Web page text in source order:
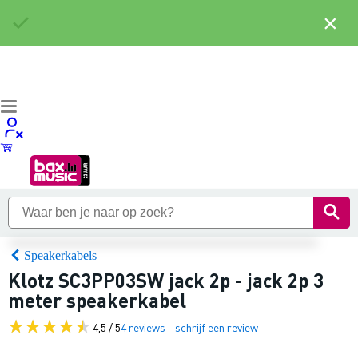
Speakerkabels
Klotz SC3PP03SW jack 2p - jack 2p 3
meter speakerkabel
4,5 / 54 reviews schrijf een review
×